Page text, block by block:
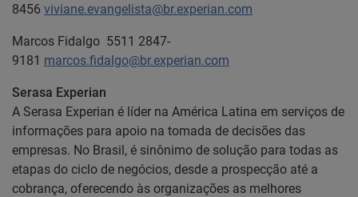
8456 viviane.evangelista@br.experian.com
Marcos Fidalgo 5511 2847-
9181 marcos.fidalgo@br.experian.com
Serasa Experian
A Serasa Experian é líder na América Latina em serviços de
informações para apoio na tomada de decisões das
empresas. No Brasil, é sinônimo de solução para todas as
etapas do ciclo de negócios, desde a prospecção até a
cobrança, oferecendo às organizações as melhores